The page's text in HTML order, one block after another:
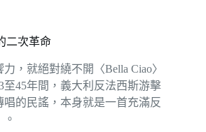
二次革命
，就絕對繞不開〈Bella Ciao〉
至45年間，義大利反法西斯游擊
唱的民謠，本身就是一首充滿反